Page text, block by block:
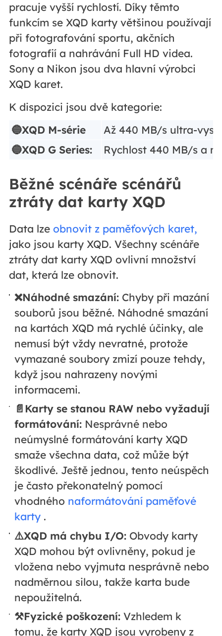
pracuje vyšší rychlostí. Díky těmto
funkcím se XQD karty většinou používají
při fotografování sportu, akčních
fotografií a nahrávání Full HD videa.
Sony a Nikon jsou dva hlavní výrobci
XQD karet.
K dispozici jsou dvě kategorie:
🔵XQD M-série
Až 440 MB/s ultra-
🔵XQD G Series:
Rychlost 440 MB/s a
Běžné scénáře scénářů
ztráty dat karty XQD
Data lze obnovit z paměťových karet,
jako jsou karty XQD. Všechny scénáře
ztráty dat karty XQD ovlivní množství
dat, která lze obnovit.
❌Náhodné smazání: Chyby při mazání
souborů jsou běžné. Náhodné smazání
na kartách XQD má rychlé účinky, ale
nemusí být vždy nevratné, protože
vymazané soubory zmizí pouze tehdy,
když jsou nahrazeny novými
informacemi.
📄Karty se stanou RAW nebo vyžadují
formátování: Nesprávné nebo
neúmyslné formátování karty XQD
smaže všechna data, což může být
škodlivé. Ještě jednou, tento neúspěch
je často překonatelný pomocí
vhodného naformátování paměťové
karty .
⚠️XQD má chybu I/O: Obvody karty
XQD mohou být ovlivněny, pokud je
vložena nebo vyjmuta nesprávně nebo
nadměrnou silou, takže karta bude
nepoužitelná.
⚒️Fyzické poškození: Vzhledem k
tomu, že karty XQD jsou vyrobeny z